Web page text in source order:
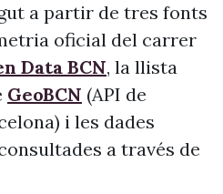
a partir de tres fonts
oficial del carrer
Data BCN, la llista
GeoBCN (API de
i les dades
a través de